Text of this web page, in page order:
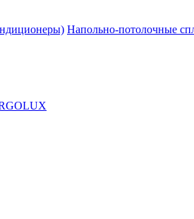
Напольно-потолочные